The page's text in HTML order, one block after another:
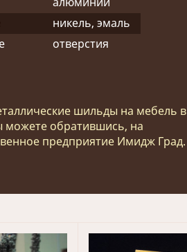
никель, эмаль
отверстия
шильды на мебель в
можете обратившись, на
предприятие Имидж Град.